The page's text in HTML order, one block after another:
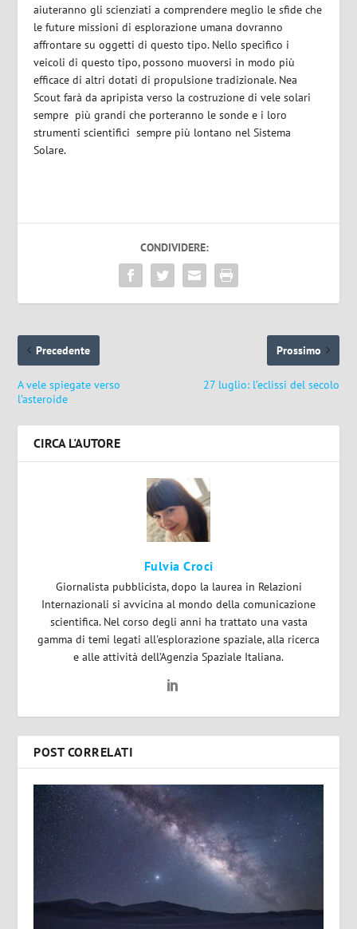
aiuteranno gli scienziati a comprendere meglio le sfide che
le future missioni di esplorazione umana dovranno
affrontare su oggetti di questo tipo. Nello specifico i
veicoli di questo tipo, possono muoversi in modo più
efficace di altri dotati di propulsione tradizionale. Nea
Scout farà da apripista verso la costruzione di vele solari
sempre più grandi che porteranno le sonde e i loro
strumenti scientifici sempre più lontano nel Sistema
Solare.
CONDIVIDERE:
Precedente
A vele spiegate verso
l’asteroide
Prossimo
27 luglio: l’eclissi del secolo
CIRCA L'AUTORE
Fulvia Croci
Giornalista pubblicista, dopo la laurea in Relazioni
Internazionali si avvicina al mondo della comunicazione
scientifica. Nel corso degli anni ha trattato una vasta
gamma di temi legati all'esplorazione spaziale, alla ricerca
e alle attività dell’Agenzia Spaziale Italiana.
POST CORRELATI